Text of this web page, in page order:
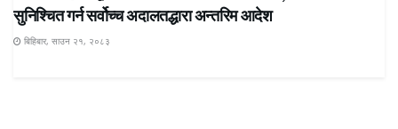
सुनिश्चित गर्न सर्वोच्च अदालतद्धारा अन्तरिम आदेश
बिहिबार, साउन २१, २०८३